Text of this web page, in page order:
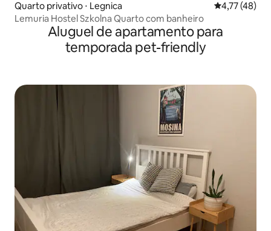
Quarto privativo ⋅ Legnica 4,77 de uma
4,77 (48)
Lemuria Hostel Szkolna Quarto com banheiro
Aluguel de apartamento para
temporada pet-friendly